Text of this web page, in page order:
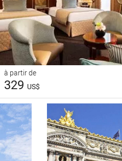
à partir de
329 US$